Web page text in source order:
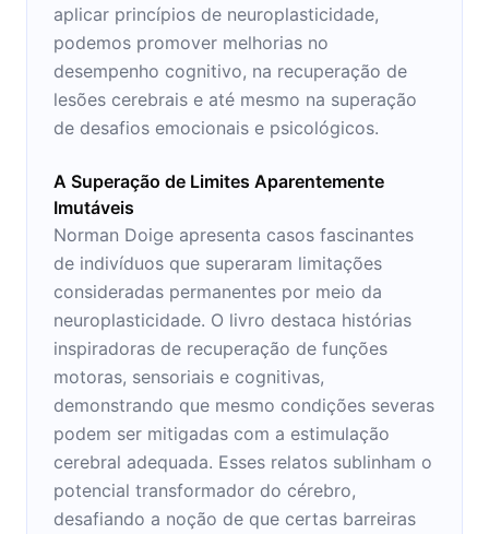
aplicar princípios de neuroplasticidade,
podemos promover melhorias no
desempenho cognitivo, na recuperação de
lesões cerebrais e até mesmo na superação
de desafios emocionais e psicológicos.
A Superação de Limites Aparentemente
Imutáveis
Norman Doige apresenta casos fascinantes
de indivíduos que superaram limitações
consideradas permanentes por meio da
neuroplasticidade. O livro destaca histórias
inspiradoras de recuperação de funções
motoras, sensoriais e cognitivas,
demonstrando que mesmo condições severas
podem ser mitigadas com a estimulação
cerebral adequada. Esses relatos sublinham o
potencial transformador do cérebro,
desafiando a noção de que certas barreiras